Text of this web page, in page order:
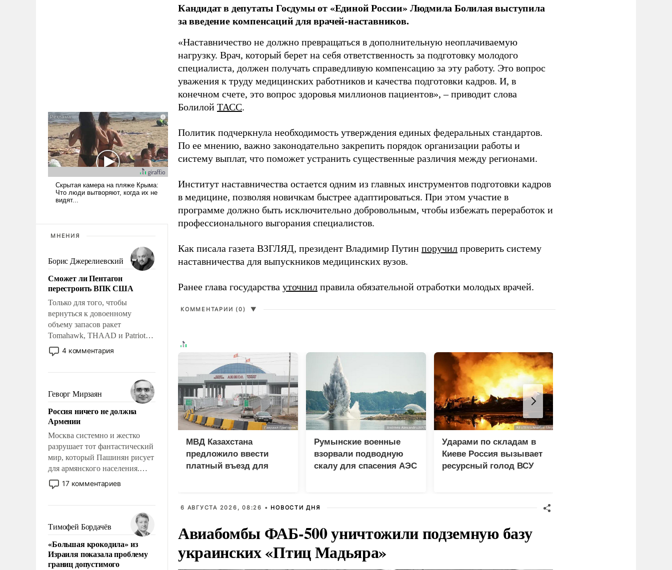
МНЕНИЯ
Борис Джерелиевский
Сможет ли Пентагон
перестроить ВПК США
Только для того, чтобы
вернуться к довоенному
объему запасов ракет
Tomahawk, THAAD и Patriot
США потребуется более трех
лет. Даже небольшая война с
Сложившаяся ситуация
означает многолетний период
уязвимости США, например,
перед Китаем.
4 комментария
Геворг Мирзаян
Россия ничего не должна
Армении
Москва системно и жестко
разрушает тот фантастический
мир, который Пашинян рисует
для армянского населения.
Мир, где политические
прожекты будут безусловно
налогоплательщиков и где
Еревану за свои поступки не
нужно отвечать.
17 комментариев
Тимофей Бордачёв
«Большая крокодила» из
Израиля показала проблему
границ допустимого
Кандидат в депутаты Госдумы от «Единой России» Людмила Болилая выступила
за введение компенсаций для врачей-наставников.
«Наставничество не должно превращаться в дополнительную неоплачиваемую
нагрузку. Врач, который берет на себя ответственность за подготовку молодого
специалиста, должен получать справедливую компенсацию за эту работу. Это вопрос
уважения к труду медицинских работников и качества подготовки кадров. И, в
конечном счете, это вопрос здоровья миллионов пациентов», – приводит слова
Болилой ТАСС.
Политик подчеркнула необходимость утверждения единых федеральных стандартов.
По ее мнению, важно законодательно закрепить порядок организации работы и
систему выплат, что поможет устранить существенные различия между регионами.
Институт наставничества остается одним из главных инструментов подготовки кадров
в медицине, позволяя новичкам быстрее адаптироваться. При этом участие в
программе должно быть исключительно добровольным, чтобы избежать переработок и
профессионального выгорания специалистов.
Как писала газета ВЗГЛЯД, президент Владимир Путин поручил проверить систему
наставничества для выпускников медицинских вузов.
Ранее глава государства уточнил правила обязательной отработки молодых врачей.
КОММЕНТАРИИ (0) ▼
МВД Казахстана
предложило ввести
платный въезд для
Румынские военные
взорвали подводную
скалу для спасения АЭС
Ударами по складам в
Киеве Россия вызывает
ресурсный голод ВСУ
6 АВГУСТА 2026, 08:26 • НОВОСТИ ДНЯ
Авиабомбы ФАБ-500 уничтожили подземную базу
украинских «Птиц Мадьяра»